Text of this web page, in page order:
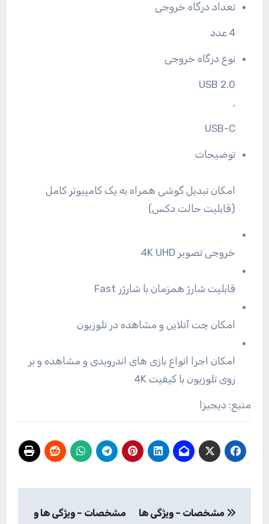
تعداد درگاه خروجی
4 عدد
نوع درگاه خروجی
USB 2.0
,
USB-C
توضیحات
امکان تبدیل گوشی همراه به یک کامپیوتر کامل
(قابلیت حالت دکس)
خروجی تصویر 4K UHD
قابلیت شارژ همزمان با شارژر Fast
امکان چت آنلاین و مشاهده در تلوزیون
امکان اجرا انواع بازی های اندرویدی و مشاهده و بر
روی تلوزیون با کیفیت 4K
منبع: دیجیزا
مشخصات – ویژگی ها مشخصات – ویژگی ها و